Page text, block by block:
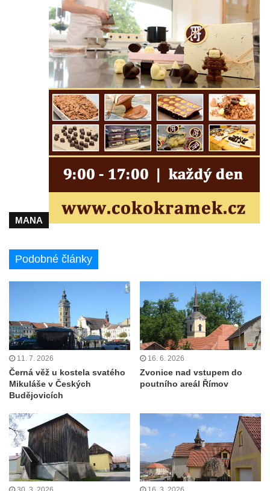
Roudnici nad Labem
Zvonice v Rovném pod Řípem
Zvonice Polesí
Zvonice Levín
Dřevěná zvonice Lomnice nad Popelkou
MANA
Podobné články
11. 7. 2026
Černá věž u kostela svatého
Mikuláše v Českých
Budějovicích
16. 6. 2026
Zvonice nad vstupem do
poutního areál Římov